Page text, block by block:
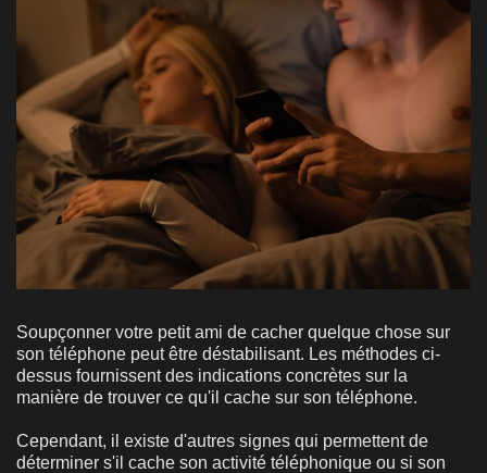
Soupçonner votre petit ami de cacher quelque chose sur
son téléphone peut être déstabilisant. Les méthodes ci-
dessus fournissent des indications concrètes sur la
manière de trouver ce qu'il cache sur son téléphone.
Cependant, il existe d'autres signes qui permettent de
déterminer s'il cache son activité téléphonique ou si son